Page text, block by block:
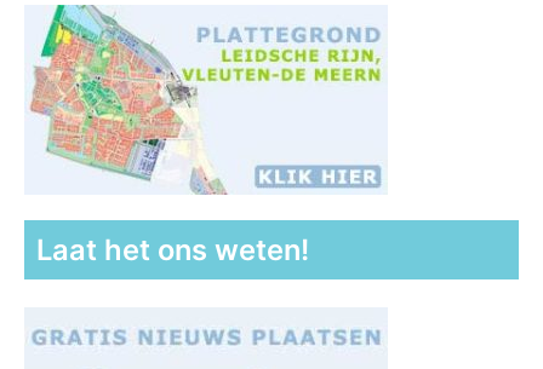
Laat het ons weten!